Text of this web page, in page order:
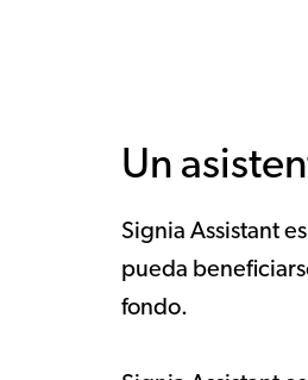
Un
Signia Assistant
pueda
fondo.